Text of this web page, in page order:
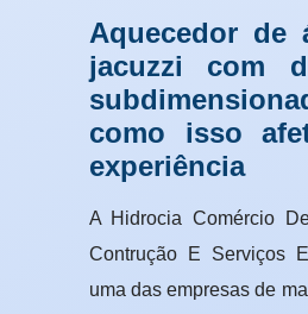
Aquecedor de
jacuzzi com
como isso
experiência
A Hidrocia Comércio
Contrução E Serviços
uma das empresas de